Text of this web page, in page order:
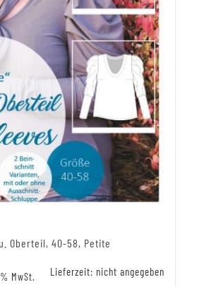
Oberteil, 40-58, Petite
MwSt. Lieferzeit: nicht angegeben